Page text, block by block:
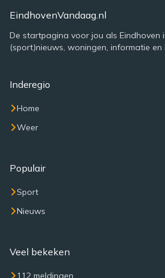
EindhovenVandaag.nl
De startpagina voor jou als Eindhoven
(sport)nieuws, woningen, informatie en
Inderegio
Home
Weer
Populair
Sport
Nieuws
Veel bekeken
112 meldingen